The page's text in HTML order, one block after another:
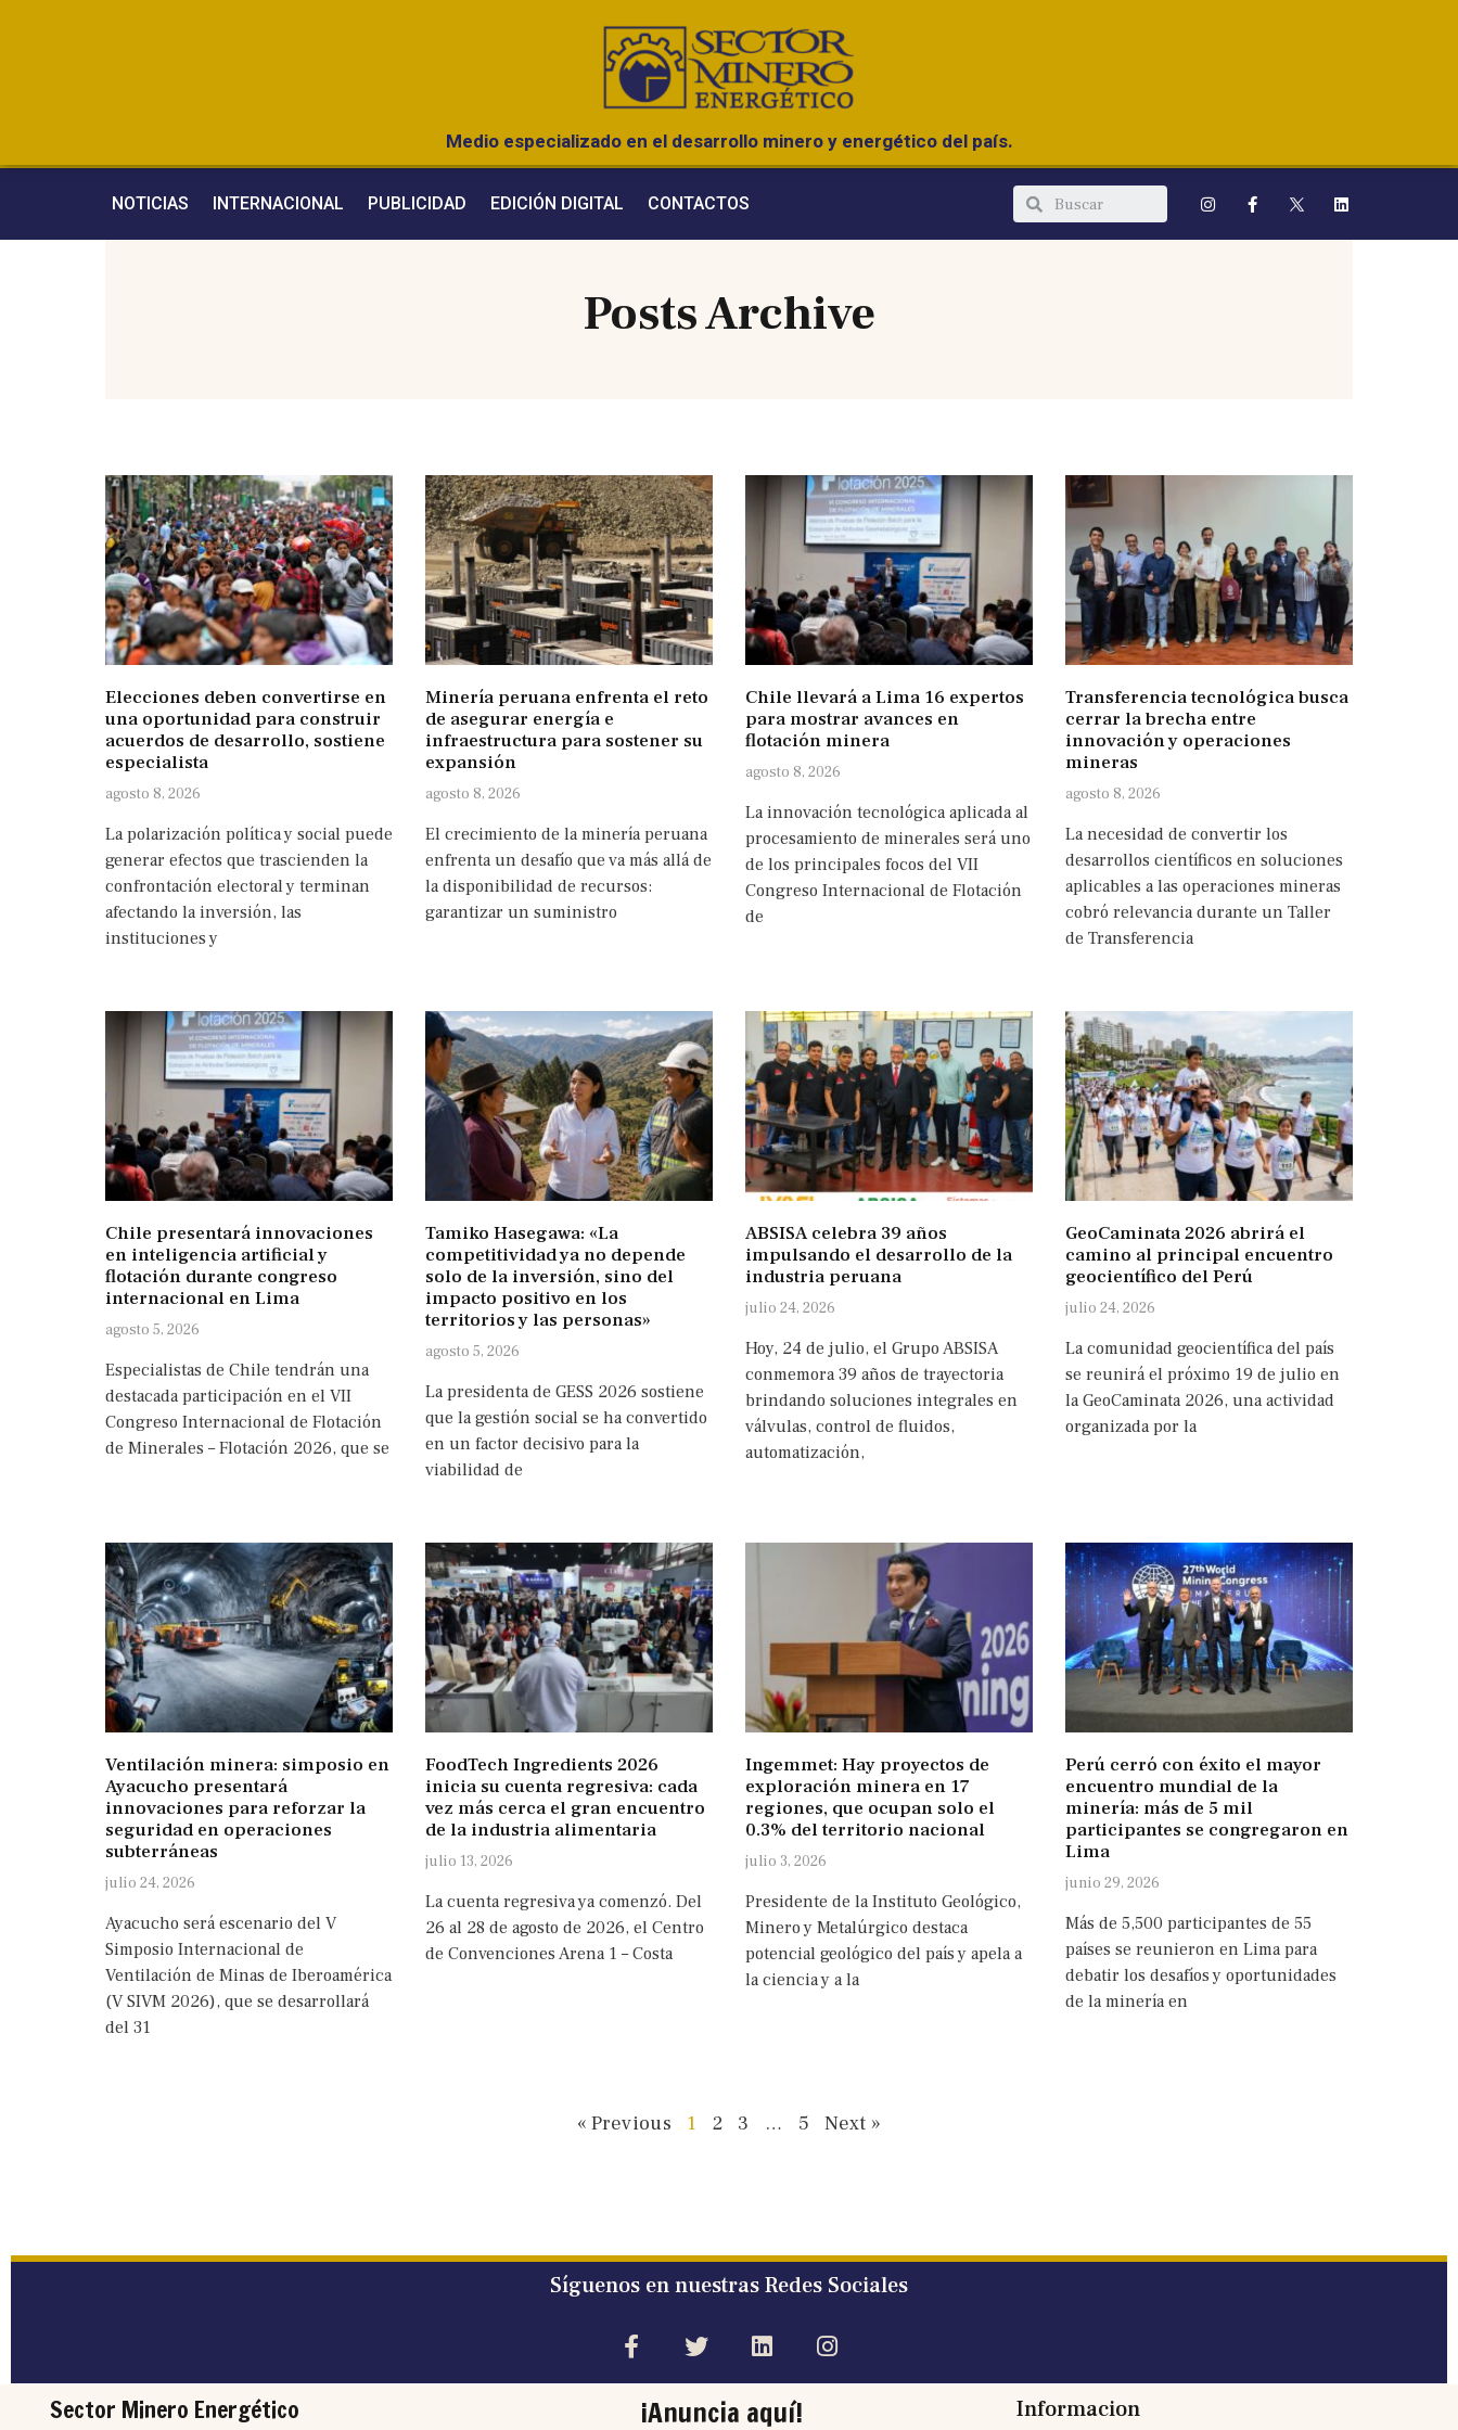
Medio especializado en el desarrollo minero y energético del país.
NOTICIAS INTERNACIONAL PUBLICIDAD EDICIÓN DIGITAL CONTACTOS
Posts Archive
Elecciones deben convertirse en
una oportunidad para construir
acuerdos de desarrollo, sostiene
especialista
agosto 8, 2026
La polarización política y social puede
generar efectos que trascienden la
confrontación electoral y terminan
afectando la inversión, las
instituciones y
Minería peruana enfrenta el reto
de asegurar energía e
infraestructura para sostener su
expansión
agosto 8, 2026
El crecimiento de la minería peruana
enfrenta un desafío que va más allá de
la disponibilidad de recursos:
garantizar un suministro
Chile llevará a Lima 16 expertos
para mostrar avances en
flotación minera
agosto 8, 2026
La innovación tecnológica aplicada al
procesamiento de minerales será uno
de los principales focos del VII
Congreso Internacional de Flotación
de
Transferencia tecnológica busca
cerrar la brecha entre
innovación y operaciones
mineras
agosto 8, 2026
La necesidad de convertir los
desarrollos científicos en soluciones
aplicables a las operaciones mineras
cobró relevancia durante un Taller
de Transferencia
Chile presentará innovaciones
en inteligencia artificial y
flotación durante congreso
internacional en Lima
agosto 5, 2026
Especialistas de Chile tendrán una
destacada participación en el VII
Congreso Internacional de Flotación
de Minerales – Flotación 2026, que se
Tamiko Hasegawa: «La
competitividad ya no depende
solo de la inversión, sino del
impacto positivo en los
territorios y las personas»
agosto 5, 2026
La presidenta de GESS 2026 sostiene
que la gestión social se ha convertido
en un factor decisivo para la
viabilidad de
ABSISA celebra 39 años
impulsando el desarrollo de la
industria peruana
julio 24, 2026
Hoy, 24 de julio, el Grupo ABSISA
conmemora 39 años de trayectoria
brindando soluciones integrales en
válvulas, control de fluidos,
automatización,
GeoCaminata 2026 abrirá el
camino al principal encuentro
geocientífico del Perú
julio 24, 2026
La comunidad geocientífica del país
se reunirá el próximo 19 de julio en
la GeoCaminata 2026, una actividad
organizada por la
Ventilación minera: simposio en
Ayacucho presentará
innovaciones para reforzar la
seguridad en operaciones
subterráneas
julio 24, 2026
Ayacucho será escenario del V
Simposio Internacional de
Ventilación de Minas de Iberoamérica
(V SIVM 2026), que se desarrollará
del 31
FoodTech Ingredients 2026
inicia su cuenta regresiva: cada
vez más cerca el gran encuentro
de la industria alimentaria
julio 13, 2026
La cuenta regresiva ya comenzó. Del
26 al 28 de agosto de 2026, el Centro
de Convenciones Arena 1 – Costa
Ingemmet: Hay proyectos de
exploración minera en 17
regiones, que ocupan solo el
0.3% del territorio nacional
julio 3, 2026
Presidente de la Instituto Geológico,
Minero y Metalúrgico destaca
potencial geológico del país y apela a
la ciencia y a la
Perú cerró con éxito el mayor
encuentro mundial de la
minería: más de 5 mil
participantes se congregaron en
Lima
junio 29, 2026
Más de 5,500 participantes de 55
países se reunieron en Lima para
debatir los desafíos y oportunidades
de la minería en
« Previous 1 2 3 … 5 Next »
Síguenos en nuestras Redes Sociales
Sector Minero Energético ¡Anuncia aquí! Informacion